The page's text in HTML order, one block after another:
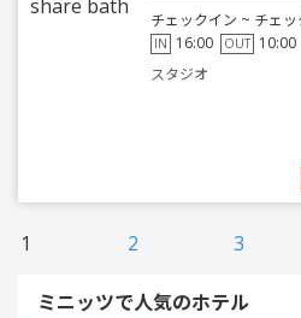
チェックイン ~ チェッ
IN 16:00 OUT 10:00
スタジオ
1 2 3
ミニッツで人気のホテル